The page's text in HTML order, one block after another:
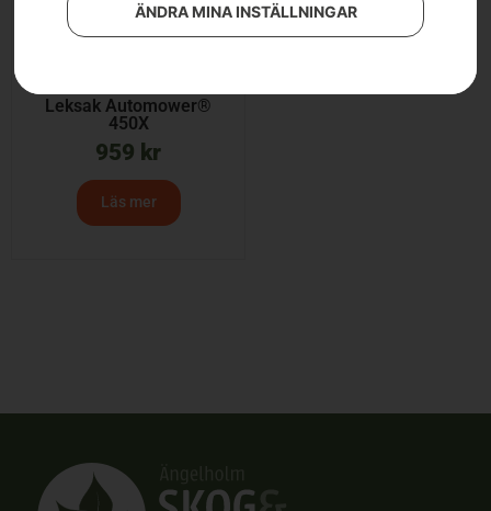
ÄNDRA MINA INSTÄLLNINGAR
Leksak Automower®
450X
959 kr
Läs mer